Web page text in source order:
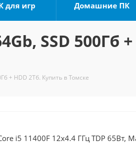
для игр Домашние ПК
SSD 500Гб
+ HDD 2Тб. Купить в Томске
i5 11400F 12x4.4 ГГц TDP 65Вт,